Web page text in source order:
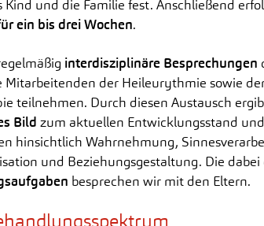
Kind und die Familie fest. Anschließend
ein bis drei Wochen.
interdisziplinäre Besprechungen
Mitarbeitenden der Heileurythmie sowie
teilnehmen. Durch diesen Austausch
Bild zum aktuellen Entwicklungsstand
hinsichtlich Wahrnehmung,
und Beziehungsgestaltung. Die
besprechen wir mit den Eltern.